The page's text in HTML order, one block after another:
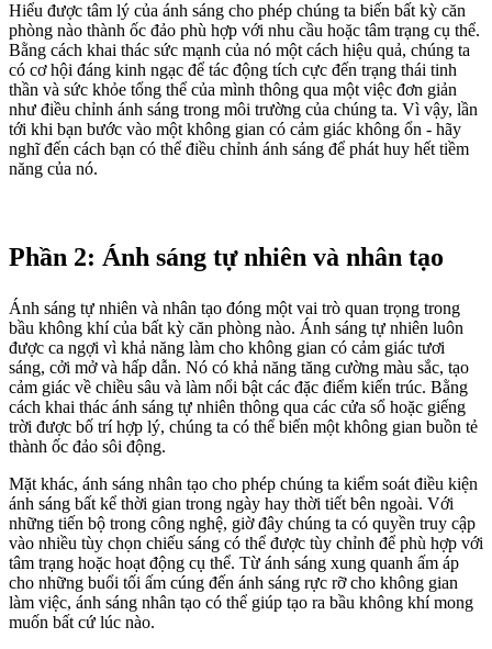
Hiểu được tâm lý của ánh sáng cho phép chúng ta biến bất kỳ căn
phòng nào thành ốc đảo phù hợp với nhu cầu hoặc tâm trạng cụ thể.
Bằng cách khai thác sức mạnh của nó một cách hiệu quả, chúng ta
có cơ hội đáng kinh ngạc để tác động tích cực đến trạng thái tinh
thần và sức khỏe tổng thể của mình thông qua một việc đơn giản
như điều chỉnh ánh sáng trong môi trường của chúng ta. Vì vậy, lần
tới khi bạn bước vào một không gian có cảm giác không ổn - hãy
nghĩ đến cách bạn có thể điều chỉnh ánh sáng để phát huy hết tiềm
năng của nó.
Phần 2: Ánh sáng tự nhiên và nhân tạo
Ánh sáng tự nhiên và nhân tạo đóng một vai trò quan trọng trong
bầu không khí của bất kỳ căn phòng nào. Ánh sáng tự nhiên luôn
được ca ngợi vì khả năng làm cho không gian có cảm giác tươi
sáng, cởi mở và hấp dẫn. Nó có khả năng tăng cường màu sắc, tạo
cảm giác về chiều sâu và làm nổi bật các đặc điểm kiến trúc. Bằng
cách khai thác ánh sáng tự nhiên thông qua các cửa sổ hoặc giếng
trời được bố trí hợp lý, chúng ta có thể biến một không gian buồn tẻ
thành ốc đảo sôi động.
Mặt khác, ánh sáng nhân tạo cho phép chúng ta kiểm soát điều kiện
ánh sáng bất kể thời gian trong ngày hay thời tiết bên ngoài. Với
những tiến bộ trong công nghệ, giờ đây chúng ta có quyền truy cập
vào nhiều tùy chọn chiếu sáng có thể được tùy chỉnh để phù hợp với
tâm trạng hoặc hoạt động cụ thể. Từ ánh sáng xung quanh ấm áp
cho những buổi tối ấm cúng đến ánh sáng rực rỡ cho không gian
làm việc, ánh sáng nhân tạo có thể giúp tạo ra bầu không khí mong
muốn bất cứ lúc nào.